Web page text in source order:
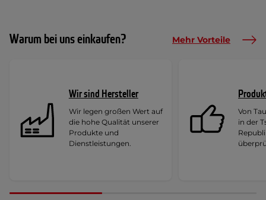
Warum bei uns einkaufen? Mehr Vorteile
Wir sind Hersteller
Wir legen großen Wert auf
die hohe Qualität unserer
Produkte und
Dienstleistungen.
Von
in der